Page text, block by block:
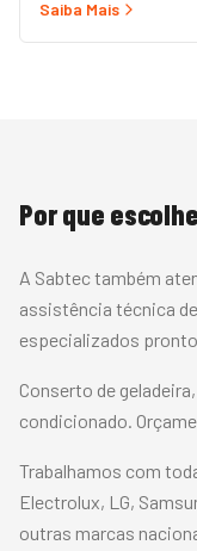
Saiba Mais
Por que
A Sabtec também
assistência técnica
especializados
Conserto de
condicionado.
Trabalhamos com
Electrolux, LG,
outras marcas